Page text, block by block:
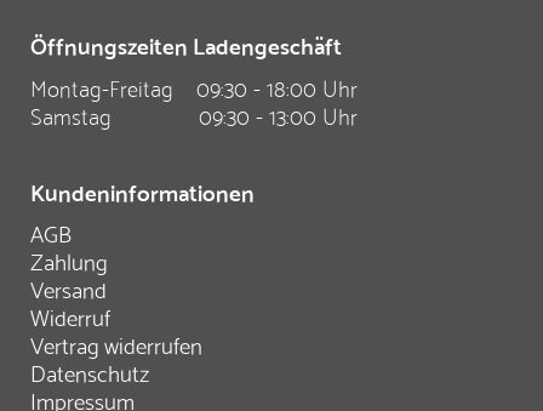
Öffnungszeiten Ladengeschäft
Montag-Freitag
09:30 - 18:00 Uhr
Samstag
09:30 - 13:00 Uhr
Kundeninformationen
AGB
Zahlung
Versand
Widerruf
Vertrag widerrufen
Datenschutz
Impressum